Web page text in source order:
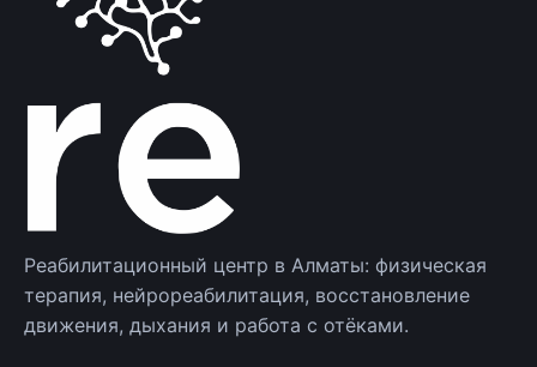
Реабилитационный центр в Алматы: физическая
терапия, нейрореабилитация, восстановление
движения, дыхания и работа с отёками.